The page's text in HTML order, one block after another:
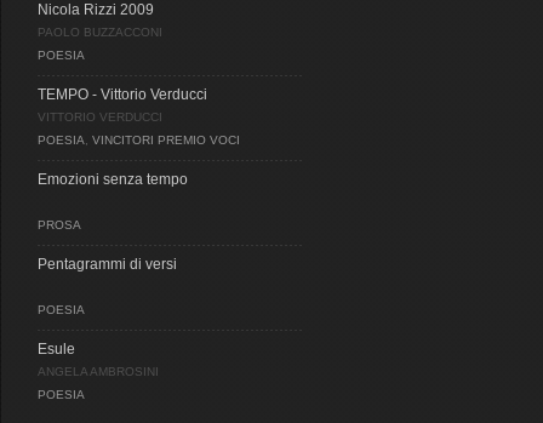
Nicola Rizzi 2009
PAOLO BUZZACCONI
POESIA
TEMPO - Vittorio Verducci
VITTORIO VERDUCCI
POESIA
VINCITORI PREMIO VOCI
Emozioni senza tempo
PROSA
Pentagrammi di versi
POESIA
Esule
ANGELA AMBROSINI
POESIA